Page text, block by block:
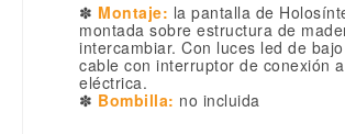
✽ Montaje: la pantalla de
montada sobre estructura de
intercambiar. Con luces led de
cable con interruptor de conexión
eléctrica.
✽ Bombilla: no incluida